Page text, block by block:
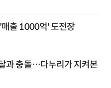
매출 1000억' 도전장
과 충돌…다누리가 지켜본